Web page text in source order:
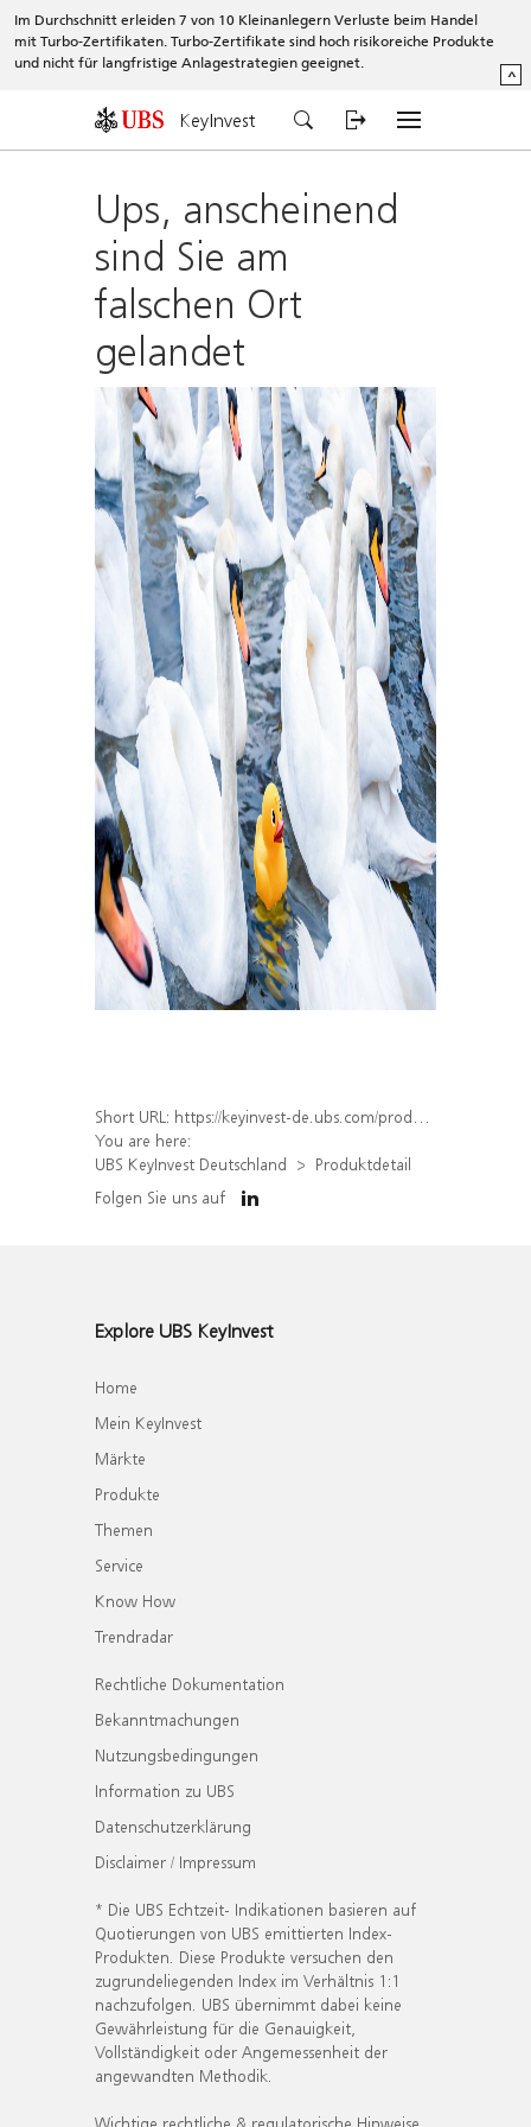
Im Durchschnitt erleiden 7 von 10 Kleinanlegern Verluste beim Handel
mit Turbo-Zertifikaten. Turbo-Zertifikate sind hoch risikoreiche Produkte
und nicht für langfristige Anlagestrategien geeignet.
^
KeyInvest
Ups, anscheinend
sind Sie am
falschen Ort
gelandet
Short URL: https://keyinvest-de.ubs.com/produkt/detail/index/isin/DE000WA5PS96
You are here:
UBS KeyInvest Deutschland
Produktdetail
Folgen Sie uns auf
Explore UBS KeyInvest
Home
Mein KeyInvest
Märkte
Produkte
Themen
Service
Know How
Trendradar
Rechtliche Dokumentation
Bekanntmachungen
Nutzungsbedingungen
Information zu UBS
Datenschutzerklärung
Disclaimer / Impressum
* Die UBS Echtzeit- Indikationen basieren auf
Quotierungen von UBS emittierten Index-
Produkten. Diese Produkte versuchen den
zugrundeliegenden Index im Verhältnis 1:1
nachzufolgen. UBS übernimmt dabei keine
Gewährleistung für die Genauigkeit,
Vollständigkeit oder Angemessenheit der
angewandten Methodik.